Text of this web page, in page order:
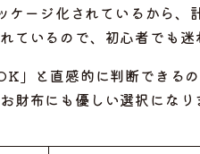
ケージ化されているから、
ているので、初心者でも迷
」と直感的に判断できるの
財布にも優しい選択になり